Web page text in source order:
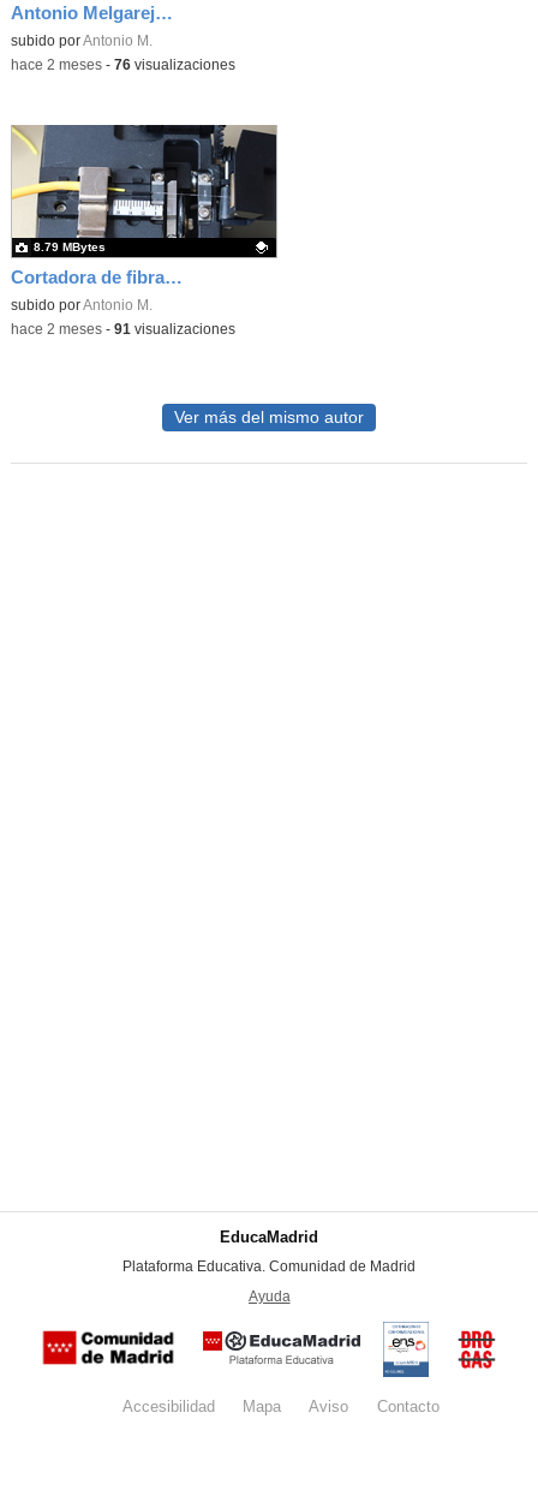
Antonio Melgarejo Peña
Contenido educativo.
subido porAntonio M.
-hace 2 meses- 76visualizaciones
Cortadora de fibra óptica
Contenido educativo.
subido porAntonio M.
8.79 MBytes
-hace 2 meses- 91 visualizaciones
Ver más del mismo autor
EducaMadrid
Plataforma Educativa. Comunidad de Madrid
Ayuda
Certificación
conformidad
con el
Nacional de
Seguridad
del
Accesibilidad Mapa Aviso legalContacto